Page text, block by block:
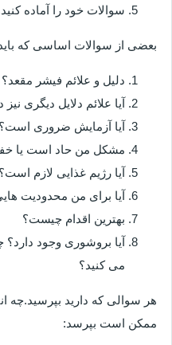
سوالات خود را آماده
بعضی از سوالات اساسی که باید
دلیل و علائم فیشر مقعد؟
آیا علائم دلایل دیگری نیز
آیا آزمایش ضروری است؟
مشکل من حاد است یا
آیا رژیم غذایی لازم است؟
آیا برای من محدودیت
بهترین اقدام چیست؟
آیا بروشوری وجود
می کنید؟
هر سوالی که دارید بپرسید.چه
ممکن است بپرسد: